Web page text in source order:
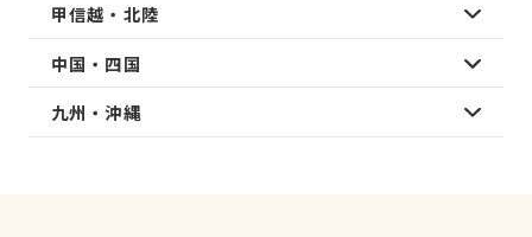
甲信越・北陸
中国・四国
九州・沖縄